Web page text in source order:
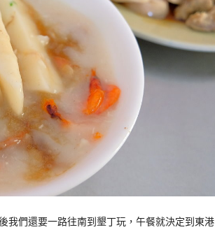
我們還要一路往南到墾丁玩，午餐就決定到東港